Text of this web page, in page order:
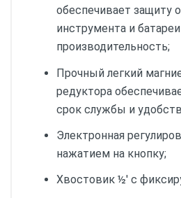
обеспечивает защиту
инструмента и
производительность;
Прочный легкий
редуктора
срок службы и
Электронная
нажатием на кнопку;
Хвостовик ½' с